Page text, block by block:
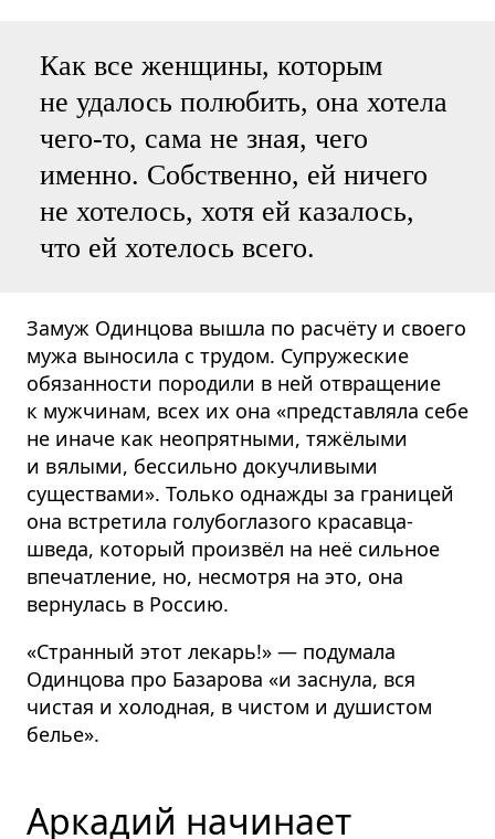
Как все женщины, которым
не удалось полюбить, она хотела
чего-то, сама не зная, чего
именно. Собственно, ей ничего
не хотелось, хотя ей казалось,
что ей хотелось всего.
Замуж Одинцова вышла по расчёту и своего
мужа выносила с трудом. Супружеские
обязанности породили в ней отвращение
к мужчинам, всех их она «представляла себе
не иначе как неопрятными, тяжёлыми
и вялыми, бессильно докучливыми
существами». Только однажды за границей
она встретила голубоглазого красавца-
шведа, который произвёл на неё сильное
впечатление, но, несмотря на это, она
вернулась в Россию.
«Странный этот лекарь!» — подумала
Одинцова про Базарова «и заснула, вся
чистая и холодная, в чистом и душистом
белье».
Аркадий начинает